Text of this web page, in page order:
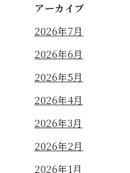
アーカイブ
2026年7月
2026年6月
2026年5月
2026年4月
2026年3月
2026年2月
2026年1月